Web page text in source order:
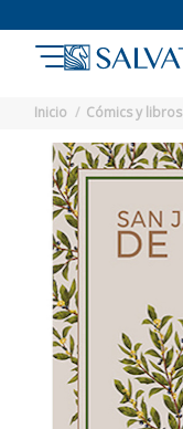
Inicio Cómics y libros